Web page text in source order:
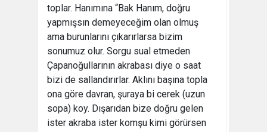
toplar. Hanımına “Bak Hanım, doğru
yapmışsın demeyeceğim olan olmuş
ama burunlarını çıkarırlarsa bizim
sonumuz olur. Sorgu sual etmeden
Çapanoğullarının akrabası diye o saat
bizi de sallandırırlar. Aklını başına topla
ona göre davran, şuraya bi cerek (uzun
sopa) koy. Dışarıdan bize doğru gelen
ister akraba ister komşu kimi görürsen